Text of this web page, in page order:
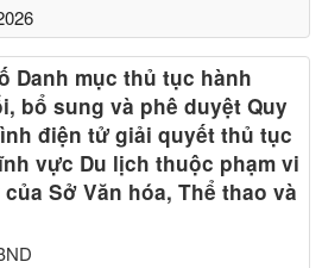
Danh mục thủ tục hành
bổ sung và phê duyệt Quy
điện tử giải quyết thủ tục
vực Du lịch thuộc phạm vi
Sở Văn hóa, Thể thao và